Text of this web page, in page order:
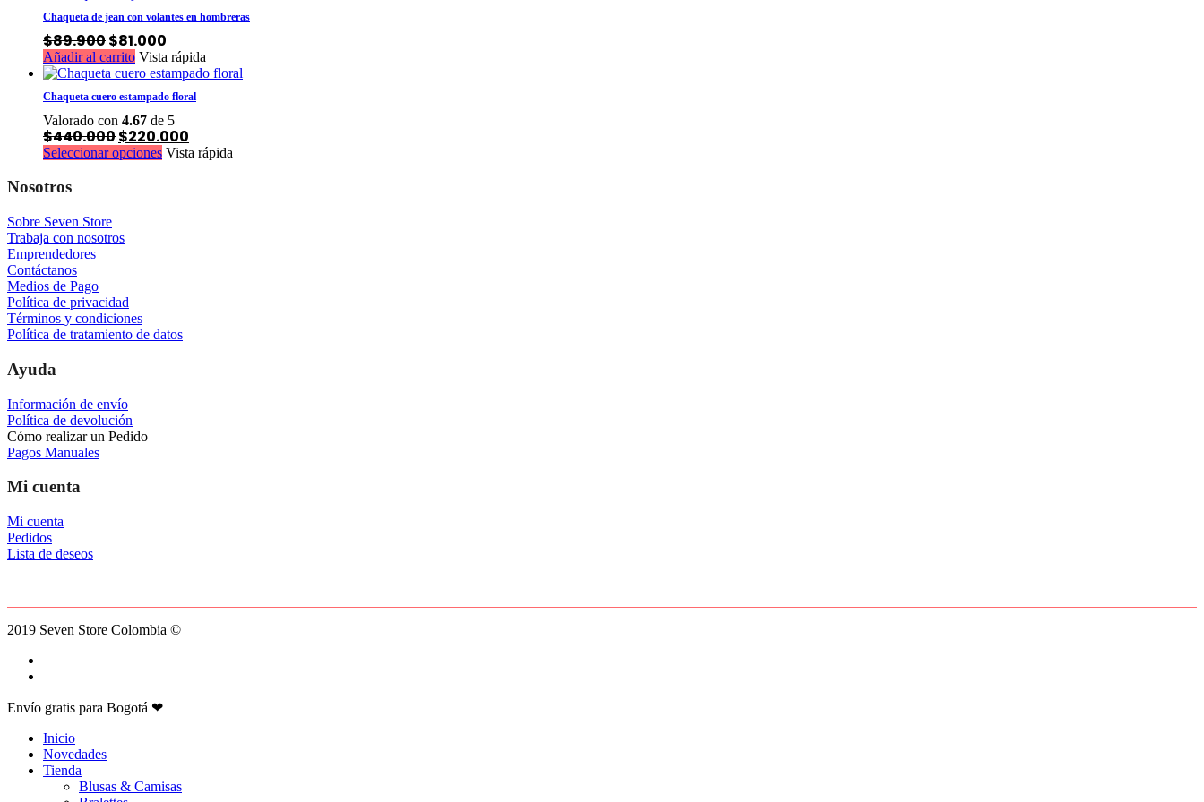
pueden
elegir
en
la
página
de
producto
$550.000.$250.000.
múltiples
variantes.
Las
opciones
se
pueden
elegir
en
la
Chaqueta de jean con volantes en hombreras
$89.900El
precio
original
era:
$89.900.
$81.000
precio
actual
es:
$81.000.
Añadir al carrito Vista rápida
Chaqueta cuero estampado floral
Valorado con 4.67 de 5
$440.000El
precio
original
$220.000
precio
actual
Seleccionar opciones Este
la
página
Vista rápida
Nosotros
Sobre Seven Store
Trabaja con nosotros
Emprendedores
Contáctanos
Medios de Pago
Política de privacidad
Términos y condiciones
Política de tratamiento de datos
Ayuda
Información de envío
Política de devolución
Cómo realizar un Pedido
Pagos Manuales
Mi cuenta
Mi cuenta
Pedidos
Lista de deseos
2019 Seven Store Colombia ©
Close
Envío gratis para Bogotá ❤
Inicio
Novedades
Tienda
Blusas & Camisas